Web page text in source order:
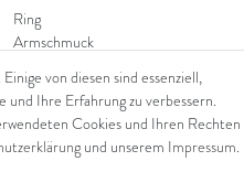
Ring
Armschmuck
Halsschmuck
von diesen sind essenziell,
und Ihre Erfahrung zu verbessern.
Cookies und Ihren Rechten
und unserem Impressum.